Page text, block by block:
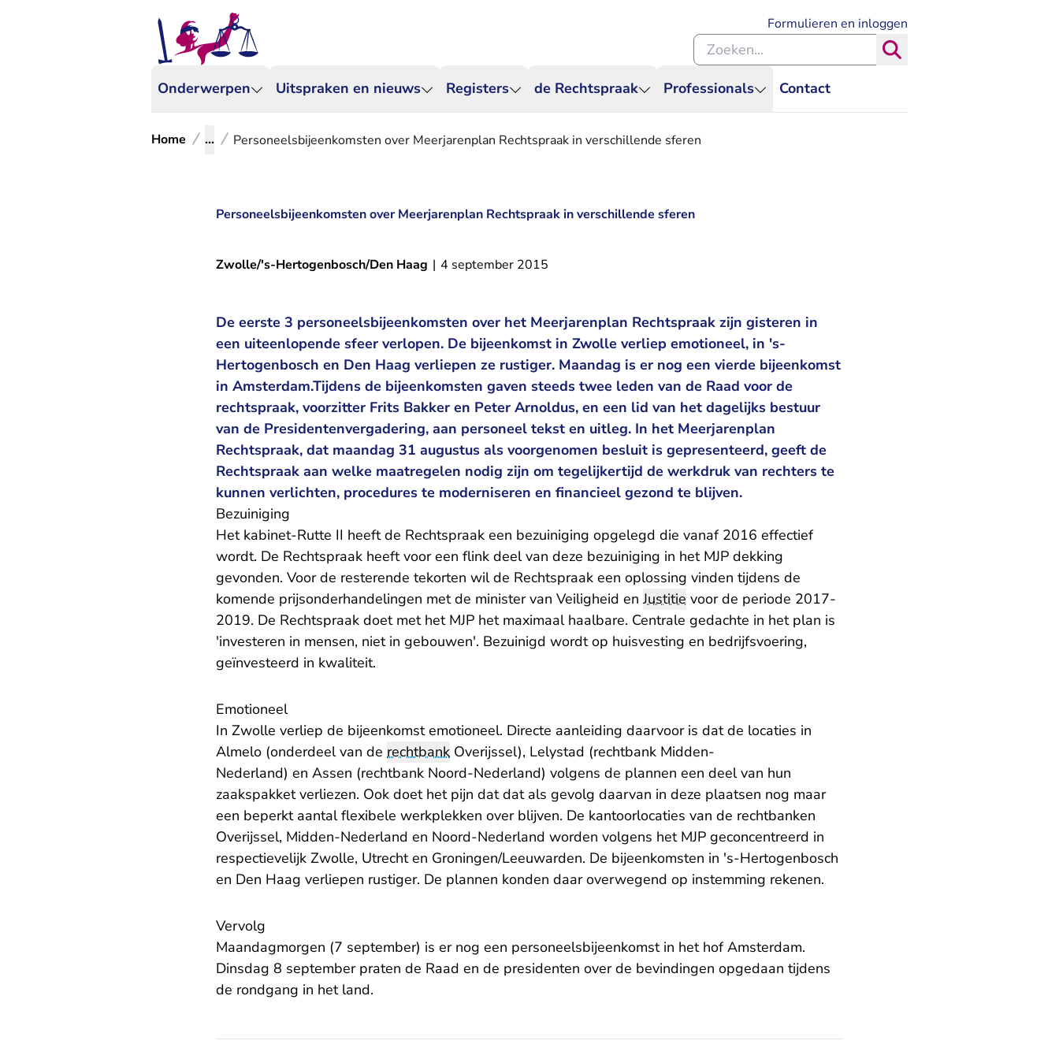
Onderwerpen Uitspraken en nieuws Registers de Rechtspraak Professionals Contact
Formulieren en inloggen
Zoeken binnen de Rechtspraak
Home ... Personeelsbijeenkomsten over Meerjarenplan Rechtspraak in verschillende sferen
Personeelsbijeenkomsten over Meerjarenplan Rechtspraak in verschillende sferen
Zwolle/'s-Hertogenbosch/Den Haag | 4 september 2015
De eerste 3 personeelsbijeenkomsten over het Meerjarenplan Rechtspraak zijn gisteren in
een uiteenlopende sfeer verlopen. De bijeenkomst in Zwolle verliep emotioneel, in 's-
Hertogenbosch en Den Haag verliepen ze rustiger. Maandag is er nog een vierde bijeenkomst
in Amsterdam.Tijdens de bijeenkomsten gaven steeds twee leden van de Raad voor de
rechtspraak, voorzitter Frits Bakker en Peter Arnoldus, en een lid van het dagelijks bestuur
van de Presidentenvergadering, aan personeel tekst en uitleg. In het Meerjarenplan
Rechtspraak, dat maandag 31 augustus als voorgenomen besluit is gepresenteerd, geeft de
Rechtspraak aan welke maatregelen nodig zijn om tegelijkertijd de werkdruk van rechters te
kunnen verlichten, procedures te moderniseren en financieel gezond te blijven.
Bezuiniging
Het kabinet-Rutte II heeft de Rechtspraak een bezuiniging opgelegd die vanaf 2016 effectief
wordt. De Rechtspraak heeft voor een flink deel van deze bezuiniging in het MJP dekking
gevonden. Voor de resterende tekorten wil de Rechtspraak een oplossing vinden tijdens de
komende prijsonderhandelingen met de minister van Veiligheid enJustitie voor de periode 2017-
2019. De Rechtspraak doet met het MJP het maximaal haalbare. Centrale gedachte in het plan is
'investeren in mensen, niet in gebouwen'. Bezuinigd wordt op huisvesting en bedrijfsvoering,
geïnvesteerd in kwaliteit.
Emotioneel
In Zwolle verliep de bijeenkomst emotioneel. Directe aanleiding daarvoor is dat de locaties in
Almelo (onderdeel van de rechtbank Overijssel), Lelystad (rechtbank Midden-
Nederland) en Assen (rechtbank Noord-Nederland) volgens de plannen een deel van hun
zaakspakket verliezen. Ook doet het pijn dat dat als gevolg daarvan in deze plaatsen nog maar
een beperkt aantal flexibele werkplekken over blijven. De kantoorlocaties van de rechtbanken
Overijssel, Midden-Nederland en Noord-Nederland worden volgens het MJP geconcentreerd in
respectievelijk Zwolle, Utrecht en Groningen/Leeuwarden. De bijeenkomsten in 's-Hertogenbosch
en Den Haag verliepen rustiger. De plannen konden daar overwegend op instemming rekenen.
Vervolg
Maandagmorgen (7 september) is er nog een personeelsbijeenkomst in het hof Amsterdam.
Dinsdag 8 september praten de Raad en de presidenten over de bevindingen opgedaan tijdens
de rondgang in het land.